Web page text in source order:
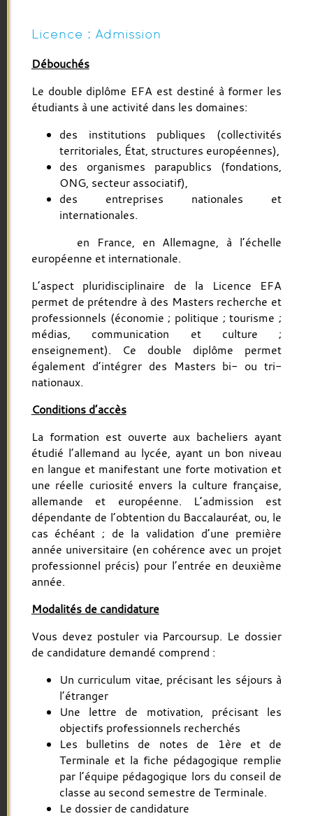
Licence : Admission
Débouchés
Le double diplôme EFA est destiné à former les
étudiants à une activité dans les domaines:
des institutions publiques (collectivités
territoriales, État, structures européennes),
des organismes parapublics (fondations,
ONG, secteur associatif),
des entreprises nationales et
internationales.
en France, en Allemagne, à l’échelle
européenne et internationale.
L’aspect pluridisciplinaire de la Licence EFA
permet de prétendre à des Masters recherche et
professionnels (économie ; politique ; tourisme ;
médias, communication et culture ;
enseignement). Ce double diplôme permet
également d’intégrer des Masters bi- ou tri-
nationaux.
Conditions d’accès
La formation est ouverte aux bacheliers ayant
étudié l’allemand au lycée, ayant un bon niveau
en langue et manifestant une forte motivation et
une réelle curiosité envers la culture française,
allemande et européenne. L’admission est
dépendante de l’obtention du Baccalauréat, ou, le
cas échéant ; de la validation d’une première
année universitaire (en cohérence avec un projet
professionnel précis) pour l’entrée en deuxième
année.
Modalités de candidature
Vous devez postuler via Parcoursup. Le dossier
de candidature demandé comprend :
Un curriculum vitae, précisant les séjours à
l’étranger
Une lettre de motivation, précisant les
objectifs professionnels recherchés
Les bulletins de notes de 1ère et de
Terminale et la fiche pédagogique remplie
par l’équipe pédagogique lors du conseil de
classe au second semestre de Terminale.
Le dossier de candidature